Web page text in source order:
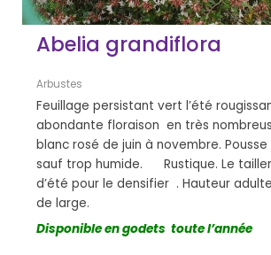
Abelia grandiflora
Arbustes
Feuillage persistant vert l’été
abondante floraison en très
blanc rosé de juin à novembre.
sauf trop humide. Rustique. Le
d’été pour le densifier . Hauteur
de large.
Disponible en godets toute l’année